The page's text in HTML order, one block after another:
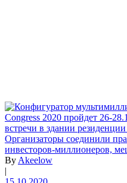
By Akeelow
|